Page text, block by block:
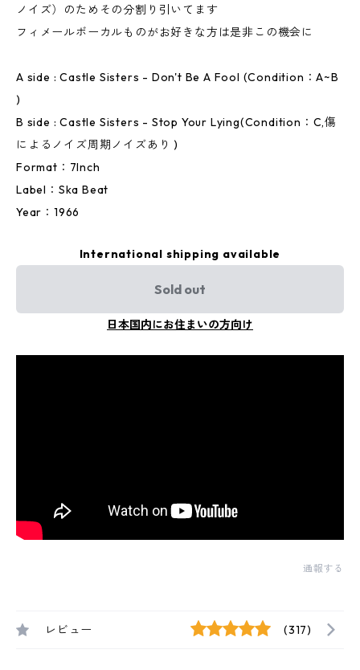
ノイズ）のためその分割り引いてます
フィメールボーカルものがお好きな方は是非この機会に
A side : Castle Sisters - Don't Be A Fool (Condition：A~B
)
B side : Castle Sisters - Stop Your Lying(Condition：C,傷
によるノイズ周期ノイズあり )
Format：7Inch
Label：Ska Beat
Year：1966
International shipping available
Sold out
日本国内にお住まいの方向け
通報する
レビュー (317)